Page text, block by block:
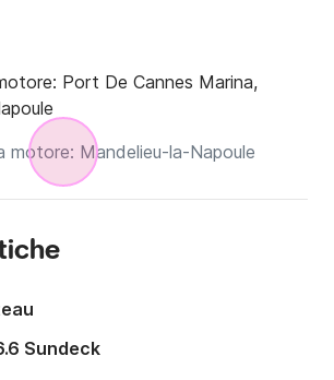
Port De Cannes Marina,
Sundeck